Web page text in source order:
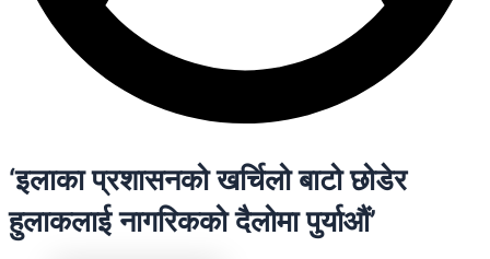
‘इलाका प्रशासनको खर्चिलो बाटो छोडेर
हुलाकलाई नागरिकको दैलोमा पुर्याऔं’